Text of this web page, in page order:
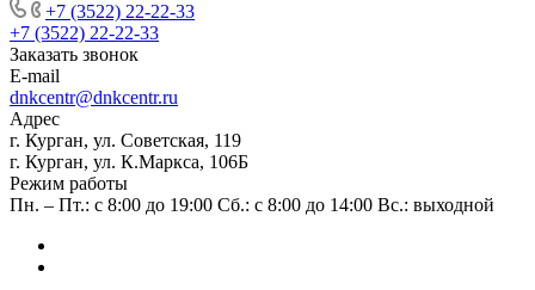
+7 (3522) 22-22-33
+7 (3522) 22-22-33
Заказать звонок
E-mail
dnkcentr@dnkcentr.ru
Адрес
г. Курган, ул. Советская, 119
г. Курган, ул. К.Маркса, 106Б
Режим работы
Пн. – Пт.: с 8:00 до 19:00 Сб.: с 8:00 до 14:00 Вс.: выходной